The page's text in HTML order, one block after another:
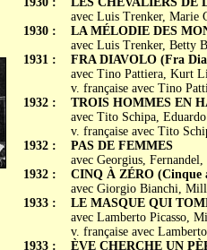
1930 :
1931 :
1932 :
1932 :
1932 :
1933 :
1933 :
avec Luis Trenker, Marie
LA MÉLODIE DES
avec Luis Trenker, Betty
FRA DIAVOLO (Fra
avec Tino Pattiera, Kurt
v. française avec Tino
TROIS HOMMES EN
avec Tito Schipa,
v. française avec Tito
PAS DE FEMMES
avec Georgius,
CINQ À ZÉRO (Cinque
avec Giorgio Bianchi,
LE MASQUE QUI
avec Lamberto Picasso,
v. française avec
ÈVE CHERCHE UN